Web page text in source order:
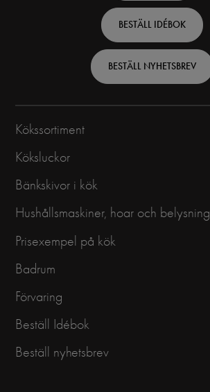
Swedish
BESTÄLL IDÉBOK
BESTÄLL NYHETSBREV
Kökssortiment
Köksluckor
Bänkskivor i kök
Hushållsmaskiner, hoar och belysning
Prisexempel på kök
Badrum
Förvaring
Beställ Idébok
Beställ nyhetsbrev